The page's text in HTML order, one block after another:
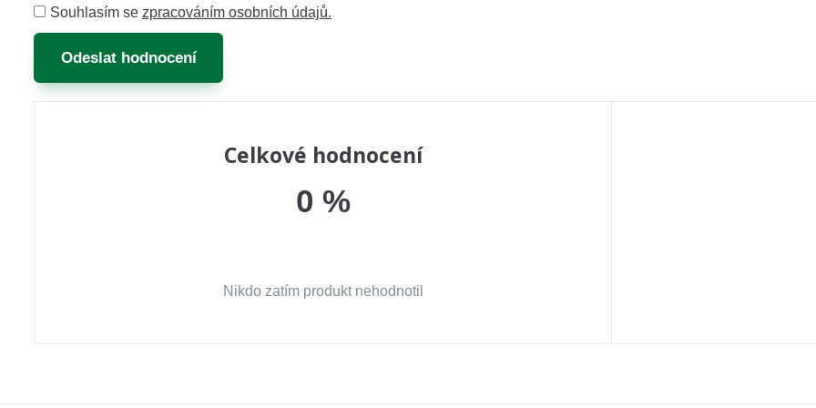
Souhlasím se zpracováním osobních údajů.
Odeslat hodnocení
Celkové hodnocení
0 %
Nikdo zatím produkt nehodnotil